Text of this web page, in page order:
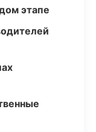
этапе